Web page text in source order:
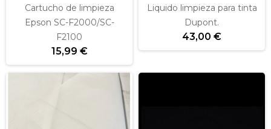
Cartucho de limpieza
Epson SC-F2000/SC-
F2100
15,99 €
Liquido limpieza para tinta
Dupont.
43,00 €